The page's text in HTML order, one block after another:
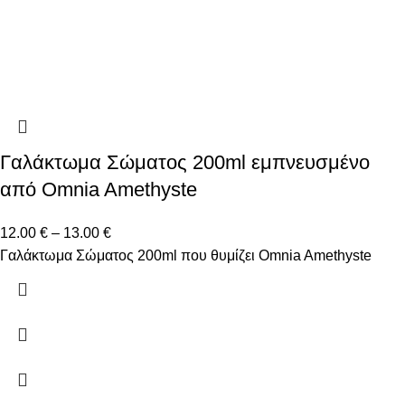
Γαλάκτωμα Σώματος 200ml εμπνευσμένο
από Omnia Amethyste
12.00 € – 13.00 €
Γαλάκτωμα Σώματος 200ml που θυμίζει Omnia Amethyste